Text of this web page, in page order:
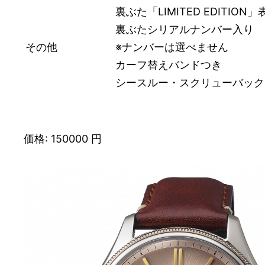
その他
裏ぶた「LIMITED EDITION」
裏ぶたシリアルナンバー入り
※ナンバーは選べません
カーフ替えバンドつき
シースルー・スクリューバック
価格: 150000 円